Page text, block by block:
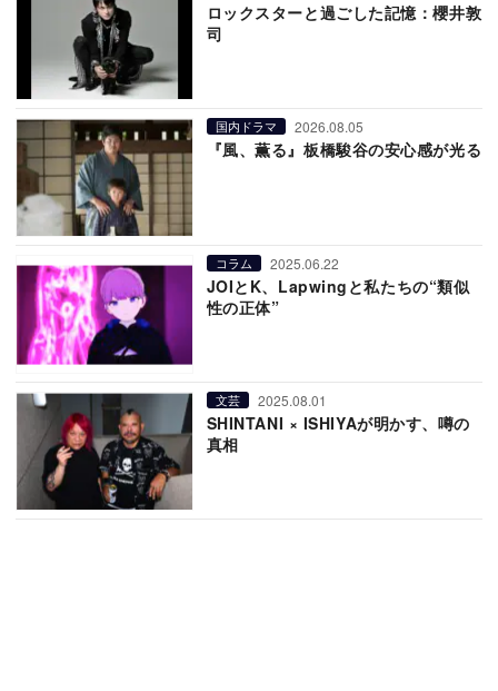
ロックスターと過ごした記憶：櫻井敦
司
国内ドラマ 2026.08.05
『風、薫る』板橋駿谷の安心感が光る
コラム 2025.06.22
JOIとK、Lapwingと私たちの“類似
性の正体”
文芸 2025.08.01
SHINTANI × ISHIYAが明かす、噂の
真相